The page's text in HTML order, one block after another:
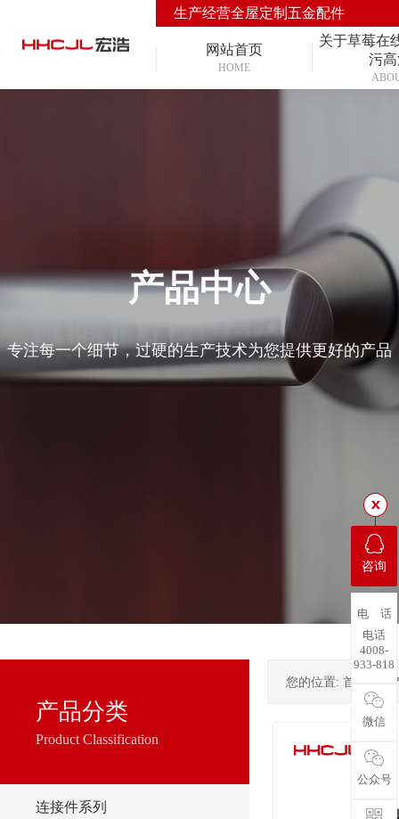
生产经营全屋定制五金配件
网站首页
HOME
关于草莓在
污
产品中心
专注每一个细节，过硬的生产技术为您提供更好的产品
产品分类
Product Classification
连接件系列
您的位置: 首页
咨询
电 话
电话
4008-
933-818
微信
公众号